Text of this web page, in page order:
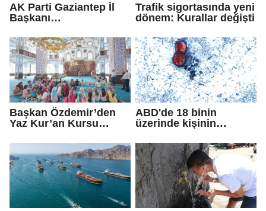
AK Parti Gaziantep İl
Başkanı
toplum kuruluşlarına
ziyaret: Gönül
köprülerini
güçlendirmeye devam
edeceğiz
Trafik sigortasında yeni
dönem: Kurallar değişti
Başkan Özdemir’den
Yaz Kur’an Kursu
ABD'de 18 binin
üzerinde kişinin
'siklosporiyazis'
salgını: 2 kişi hayatını
kaybetti